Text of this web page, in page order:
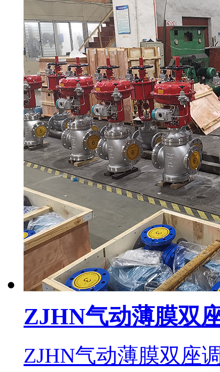
ZJHN气动薄膜双
ZJHN气动薄膜双座